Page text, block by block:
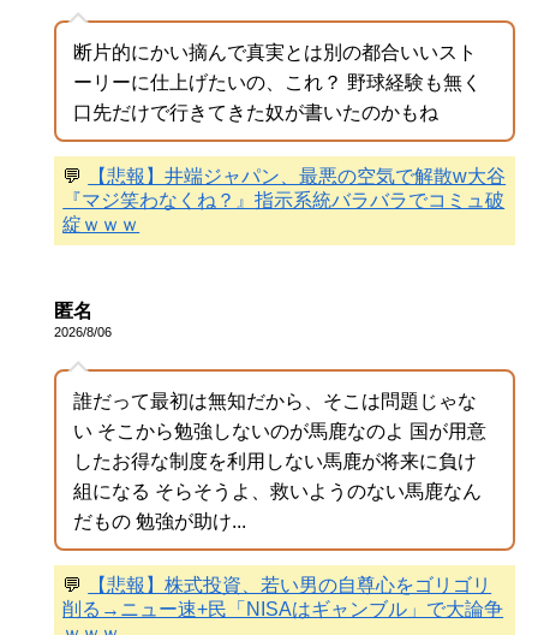
断片的にかい摘んで真実とは別の都合いいスト
ーリーに仕上げたいの、これ？ 野球経験も無く
口先だけで行きてきた奴が書いたのかもね
💬
【悲報】井端ジャパン、最悪の空気で解散w大谷
『マジ笑わなくね？』指示系統バラバラでコミュ破
綻ｗｗｗ
匿名
2026/8/06
誰だって最初は無知だから、そこは問題じゃな
い そこから勉強しないのが馬鹿なのよ 国が用意
したお得な制度を利用しない馬鹿が将来に負け
組になる そらそうよ、救いようのない馬鹿なん
だもの 勉強が助け...
💬
【悲報】株式投資、若い男の自尊心をゴリゴリ
削る→ニュー速+民「NISAはギャンブル」で大論争